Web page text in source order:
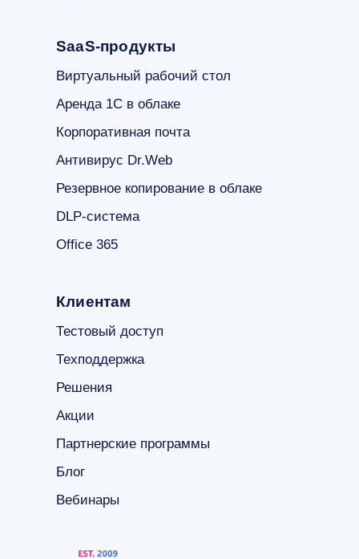
SaaS-продукты
Виртуальный рабочий стол
Аренда 1С в облаке
Корпоративная почта
Антивирус Dr.Web
Резервное копирование в облаке
DLP-система
Office 365
Клиентам
Тестовый доступ
Техподдержка
Решения
Акции
Партнерские программы
Блог
Вебинары